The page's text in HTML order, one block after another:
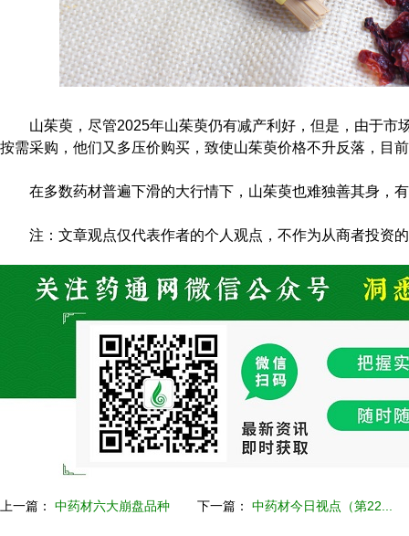
山茱萸，尽管2025年山茱萸仍有减产利好，但是，由于市
按需采购，他们又多压价购买，致使山茱萸价格不升反落，目
在多数药材普遍下滑的大行情下，山茱萸也难独善其身，
注：文章观点仅代表作者的个人观点，不作为从商者投资
上一篇： 中药材六大崩盘品种 下一篇： 中药材今日视点（第22...